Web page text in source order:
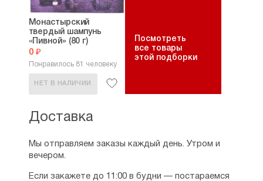
Монастырский
твердый шампунь
«Пивной» (80 г)
0 ₽
Понравилось 81 человеку
НЕТ В НАЛИЧИИ
Посмотреть
все товары
этой подборки
Доставка
Мы отправляем заказы каждый день. Утром и
вечером.
Если закажете до 11:00 в будни — постараемся